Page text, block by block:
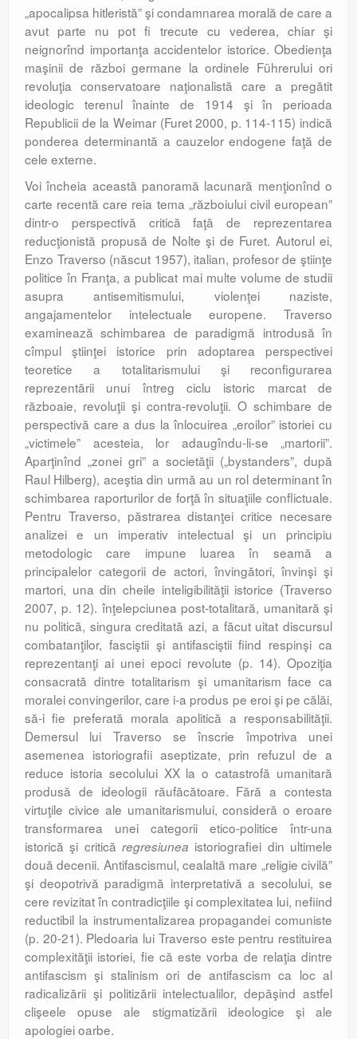
„apocalipsa hitleristă” şi condamnarea morală de care a
avut parte nu pot fi trecute cu vederea, chiar şi
neignorînd importanţa accidentelor istorice. Obedienţa
maşinii de război germane la ordinele Führerului ori
revoluţia conservatoare naţionalistă care a pregătit
ideologic terenul înainte de 1914 şi în perioada
Republicii de la Weimar (Furet 2000, p. 114-115) indică
ponderea determinantă a cauzelor endogene faţă de
cele externe.
Voi încheia această panoramă lacunară menţionînd o
carte recentă care reia tema „războiului civil european”
dintr-o perspectivă critică faţă de reprezentarea
reducţionistă propusă de Nolte şi de Furet. Autorul ei,
Enzo Traverso (născut 1957), italian, profesor de ştiinţe
politice în Franţa, a publicat mai multe volume de studii
asupra antisemitismului, violenţei naziste,
angajamentelor intelectuale europene. Traverso
examinează schimbarea de paradigmă introdusă în
cîmpul ştiinţei istorice prin adoptarea perspectivei
teoretice a totalitarismului şi reconfigurarea
reprezentării unui întreg ciclu istoric marcat de
războaie, revoluţii şi contra-revoluţii. O schimbare de
perspectivă care a dus la înlocuirea „eroilor” istoriei cu
„victimele” acesteia, lor adaugîndu-li-se „martorii”.
Aparţinînd „zonei gri” a societăţii („bystanders”, după
Raul Hilberg), aceştia din urmă au un rol determinant în
schimbarea raporturilor de forţă în situaţiile conflictuale.
Pentru Traverso, păstrarea distanţei critice necesare
analizei e un imperativ intelectual şi un principiu
metodologic care impune luarea în seamă a
principalelor categorii de actori, învingători, învinşi şi
martori, una din cheile inteligibilităţii istorice (Traverso
2007, p. 12). înţelepciunea post-totalitară, umanitară şi
nu politică, singura creditată azi, a făcut uitat discursul
combatanţilor, fasciştii şi antifasciştii fiind respinşi ca
reprezentanţi ai unei epoci revolute (p. 14). Opoziţia
consacrată dintre totalitarism şi umanitarism face ca
moralei convingerilor, care i-a produs pe eroi şi pe călăi,
să-i fie preferată morala apolitică a responsabilităţii.
Demersul lui Traverso se înscrie împotriva unei
asemenea istoriografii aseptizate, prin refuzul de a
reduce istoria secolului XX la o catastrofă umanitară
produsă de ideologii răufăcătoare. Fără a contesta
virtuţile civice ale umanitarismului, consideră o eroare
transformarea unei categorii etico-politice într-una
istorică şi critică regresiunea istoriografiei din ultimele
două decenii. Antifascismul, cealaltă mare „religie civilă”
şi deopotrivă paradigmă interpretativă a secolului, se
cere revizitat în contradicţiile şi complexitatea lui, nefiind
reductibil la instrumentalizarea propagandei comuniste
(p. 20-21). Pledoaria lui Traverso este pentru restituirea
complexităţii istoriei, fie că este vorba de relaţia dintre
antifascism şi stalinism ori de antifascism ca loc al
radicalizării şi politizării intelectualilor, depăşind astfel
clişeele opuse ale stigmatizării ideologice şi ale
apologiei oarbe.